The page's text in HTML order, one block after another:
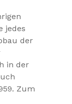
jedes
der
in der
Zum